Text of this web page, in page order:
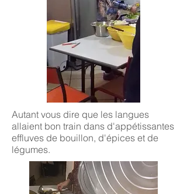
Autant vous dire que les langues
allaient bon train dans d'appétissantes
effluves de bouillon, d'épices et de
légumes.